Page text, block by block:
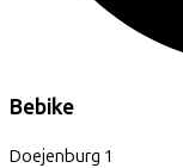
Bebike
Doejenburg 1